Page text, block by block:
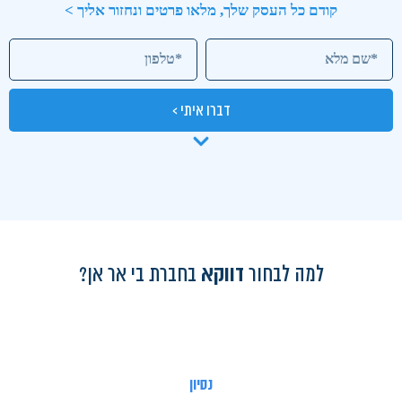
קודם כל העסק שלך, מלאו פרטים ונחזור אליך >
דברו איתי >
למה לבחור דווקא בחברת בי אר אן?
נסיון